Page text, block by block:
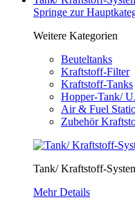
Springe zur
Weitere Kategorien
Beuteltanks
Kraftstoff-Filter
Kraftstoff-Tanks
Hopper-Tank/
Air & Fuel
Zubehör
Tank/ Kraftstoff-
Mehr Details